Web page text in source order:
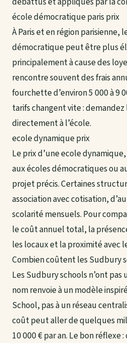
école démocratique paris prix
À Paris et en région parisienne,
démocratique peut être plus
principalement à cause des
rencontre souvent des frais
fourchette d’environ 5 000 à 9
tarifs changent vite :
directement à l’école.
ecole dynamique prix
Le prix d’une ecole
aux écoles démocratiques ou
projet précis. Certaines
association avec cotisation,
scolarité mensuels. Pour
le coût annuel total, la
les locaux et la proximité avec
Combien coûtent les Sudbury
Les Sudbury schools n’ont
nom renvoie à un modèle
School, pas à un réseau
coût peut aller de quelques
10 000 € par an. Le bon réflexe